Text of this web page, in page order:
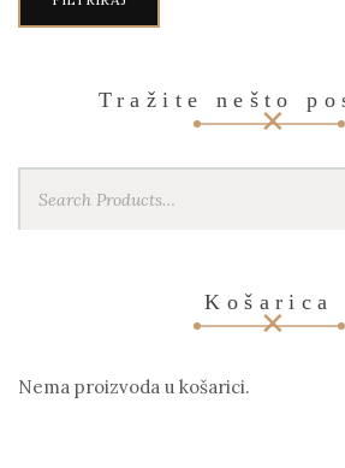
Tražite nešto
Košarica
Nema proizvoda u košarici.